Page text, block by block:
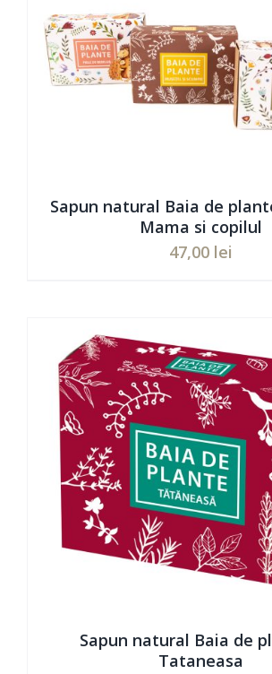
Sapun natural Baia de
Mama si copilul
47,00 lei
Sapun natural Baia de
Tataneasa